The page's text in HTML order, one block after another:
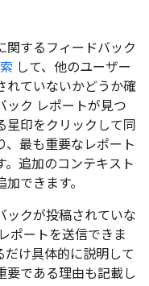
関するフィードバック
して、他のユーザー
れていないかどうか確
ック レポートが見つ
星印をクリックして同
、最も重要なレポート
。追加のコンテキスト
できます。
ックが投稿されていな
ポートを送信できま
だけ具体的に説明して
要である理由も記載し